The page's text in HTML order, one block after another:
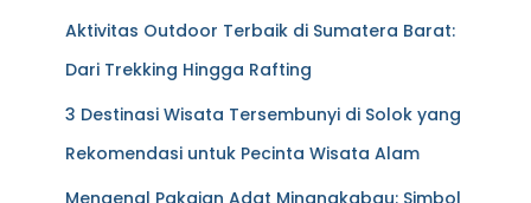
Aktivitas Outdoor Terbaik di Sumatera Barat:
Dari Trekking Hingga Rafting
3 Destinasi Wisata Tersembunyi di Solok yang
Rekomendasi untuk Pecinta Wisata Alam